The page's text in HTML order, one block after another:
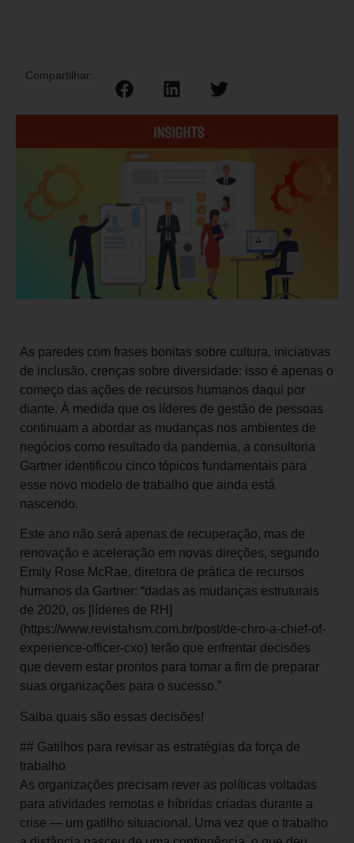
Compartilhar:
As paredes com frases bonitas sobre cultura, iniciativas
de inclusão, crenças sobre diversidade: isso é apenas o
começo das ações de recursos humanos daqui por
diante. À medida que os líderes de gestão de pessoas
continuam a abordar as mudanças nos ambientes de
negócios como resultado da pandemia, a consultoria
Gartner identificou cinco tópicos fundamentais para
esse novo modelo de trabalho que ainda está
nascendo.
Este ano não será apenas de recuperação, mas de
renovação e aceleração em novas direções, segundo
Emily Rose McRae, diretora de prática de recursos
humanos da Gartner: “dadas as mudanças estruturais
de 2020, os [líderes de RH]
(https://www.revistahsm.com.br/post/de-chro-a-chief-of-
experience-officer-cxo) terão que enfrentar decisões
que devem estar prontos para tomar a fim de preparar
suas organizações para o sucesso.”
Saiba quais são essas decisões!
## Gatilhos para revisar as estratégias da força de
trabalho
As organizações precisam rever as políticas voltadas
para atividades remotas e híbridas criadas durante a
crise — um gatilho situacional. Uma vez que o trabalho